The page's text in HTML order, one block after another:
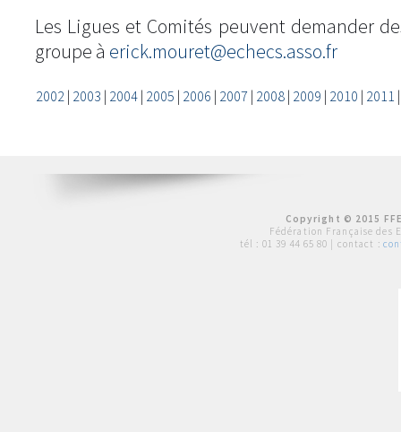
Les Ligues et Comités peuvent demander
groupe à erick.mouret@echecs.asso.fr
2002| 2003 | 2004| 2005 | 2006 | 2007 | 2008| 2009 | 2010 | 2011
Copyright © 2015
Fédération Française des
tél : 01 39 44 65 80 | contact :